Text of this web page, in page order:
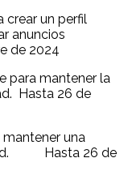
crear un perfil
anuncios
de 2024
mantener la
Hasta 26 de
una
Hasta 26 de